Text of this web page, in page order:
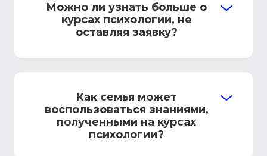
Можно ли узнать больше о
курсах психологии, не
оставляя заявку?
Как семья может
воспользоваться знаниями,
полученными на курсах
психологии?